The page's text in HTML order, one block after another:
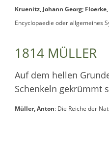
Kruenitz, Johann Georg;
Encyclopaedie oder allgemeines
1814 MÜLLER
Auf dem hellen
Schenkeln gekrümmt
Müller, Anton: Die Reiche der